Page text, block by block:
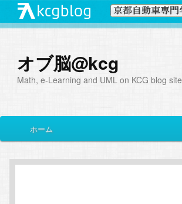
オブ脳@kcg
Math, e-Learning and UML on KCG blog site
イ
メ
イ
サ
ブ
ホーム